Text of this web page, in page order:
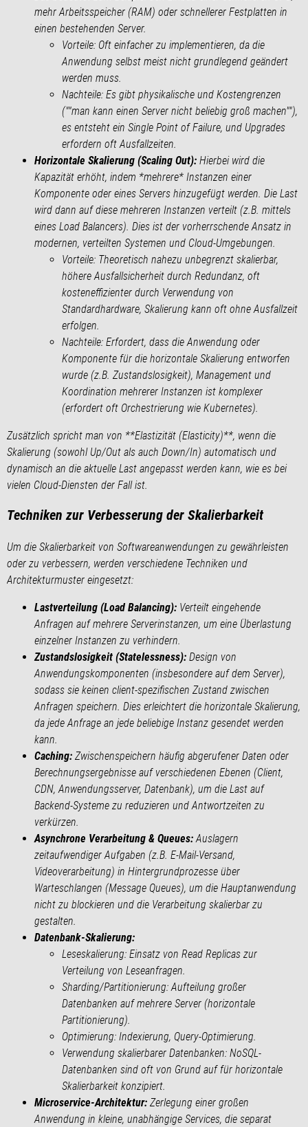
mehr Arbeitsspeicher (RAM) oder schnellerer Festplatten in
einen bestehenden Server.
Vorteile: Oft einfacher zu implementieren, da die
Anwendung selbst meist nicht grundlegend geändert
werden muss.
Nachteile: Es gibt physikalische und Kostengrenzen
(""man kann einen Server nicht beliebig groß machen""),
es entsteht ein Single Point of Failure, und Upgrades
erfordern oft Ausfallzeiten.
Horizontale Skalierung (Scaling Out): Hierbei wird die
Kapazität erhöht, indem *mehrere* Instanzen einer
Komponente oder eines Servers hinzugefügt werden. Die Last
wird dann auf diese mehreren Instanzen verteilt (z.B. mittels
eines Load Balancers). Dies ist der vorherrschende Ansatz in
modernen, verteilten Systemen und Cloud-Umgebungen.
Vorteile: Theoretisch nahezu unbegrenzt skalierbar,
höhere Ausfallsicherheit durch Redundanz, oft
kosteneffizienter durch Verwendung von
Standardhardware, Skalierung kann oft ohne Ausfallzeit
erfolgen.
Nachteile: Erfordert, dass die Anwendung oder
Komponente für die horizontale Skalierung entworfen
wurde (z.B. Zustandslosigkeit), Management und
Koordination mehrerer Instanzen ist komplexer
(erfordert oft Orchestrierung wie Kubernetes).
Zusätzlich spricht man von **Elastizität (Elasticity)**, wenn die
Skalierung (sowohl Up/Out als auch Down/In) automatisch und
dynamisch an die aktuelle Last angepasst werden kann, wie es bei
vielen Cloud-Diensten der Fall ist.
Techniken zur Verbesserung der Skalierbarkeit
Um die Skalierbarkeit von Softwareanwendungen zu gewährleisten
oder zu verbessern, werden verschiedene Techniken und
Architekturmuster eingesetzt:
Lastverteilung (Load Balancing): Verteilt eingehende
Anfragen auf mehrere Serverinstanzen, um eine Überlastung
einzelner Instanzen zu verhindern.
Zustandslosigkeit (Statelessness): Design von
Anwendungskomponenten (insbesondere auf dem Server),
sodass sie keinen client-spezifischen Zustand zwischen
Anfragen speichern. Dies erleichtert die horizontale Skalierung,
da jede Anfrage an jede beliebige Instanz gesendet werden
kann.
Caching: Zwischenspeichern häufig abgerufener Daten oder
Berechnungsergebnisse auf verschiedenen Ebenen (Client,
CDN, Anwendungsserver, Datenbank), um die Last auf
Backend-Systeme zu reduzieren und Antwortzeiten zu
verkürzen.
Asynchrone Verarbeitung & Queues:Auslagern
zeitaufwendiger Aufgaben (z.B. E-Mail-Versand,
Videoverarbeitung) in Hintergrundprozesse über
Warteschlangen (Message Queues), um die Hauptanwendung
nicht zu blockieren und die Verarbeitung skalierbar zu
gestalten.
Datenbank-Skalierung:
Leseskalierung: Einsatz von Read Replicas zur
Verteilung von Leseanfragen.
Sharding/Partitionierung:Aufteilung großer
Datenbanken auf mehrere Server (horizontale
Partitionierung).
Optimierung: Indexierung, Query-Optimierung.
Verwendung skalierbarer Datenbanken: NoSQL-
Datenbanken sind oft von Grund auf für horizontale
Skalierbarkeit konzipiert.
Microservice-Architektur: Zerlegung einer großen
Anwendung in kleine, unabhängige Services, die separat